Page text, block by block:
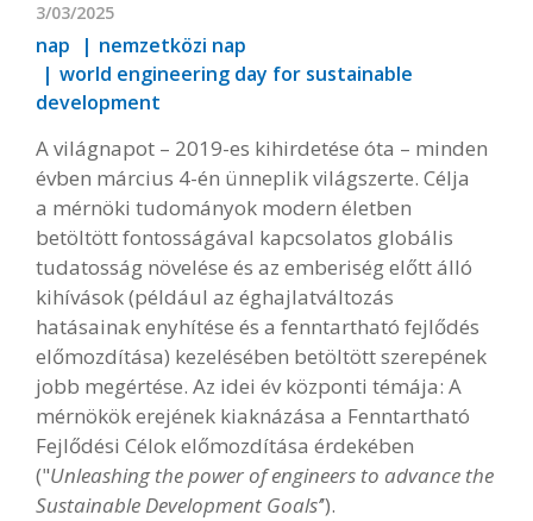
3/03/2025
nap
nemzetközi nap
world engineering day for sustainable
development
A világnapot – 2019-es kihirdetése óta – minden
évben március 4-én ünneplik világszerte. Célja
a mérnöki tudományok modern életben
betöltött fontosságával kapcsolatos globális
tudatosság növelése és az emberiség előtt álló
kihívások (például az éghajlatváltozás
hatásainak enyhítése és a fenntartható fejlődés
előmozdítása) kezelésében betöltött szerepének
jobb megértése. Az idei év központi témája: A
mérnökök erejének kiaknázása a Fenntartható
Fejlődési Célok előmozdítása érdekében
("Unleashing the power of engineers to advance the
Sustainable Development Goals’’).